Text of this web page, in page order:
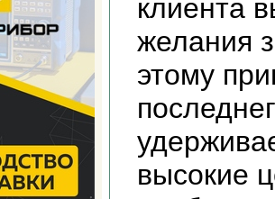
клиента
желания
этому
высокие